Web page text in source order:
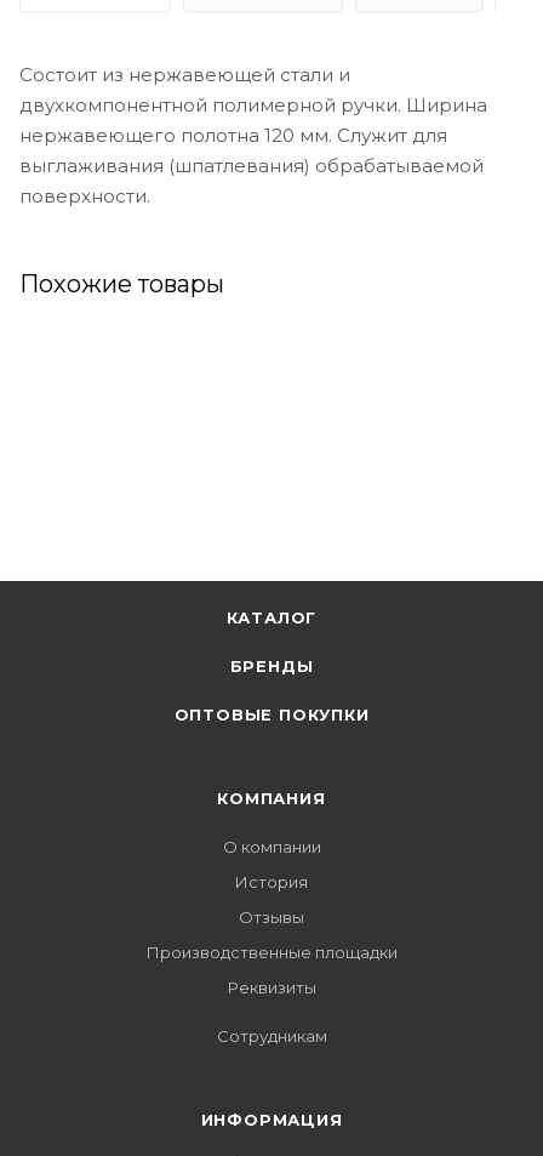
Состоит из нержавеющей стали и
двухкомпонентной полимерной ручки. Ширина
нержавеющего полотна 120 мм. Служит для
выглаживания (шпатлевания) обрабатываемой
поверхности.
Похожие товары
КАТАЛОГ
БРЕНДЫ
ОПТОВЫЕ ПОКУПКИ
КОМПАНИЯ
О компании
История
Отзывы
Производственные площадки
Реквизиты
Сотрудникам
ИНФОРМАЦИЯ